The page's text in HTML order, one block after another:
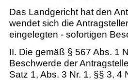
Das Landgericht hat den
wendet sich die
eingelegten - sofortigen
II. Die gemäß § 567 Abs. 1
Beschwerde der
Satz 1, Abs. 3 Nr. 1, §§ 3, 4